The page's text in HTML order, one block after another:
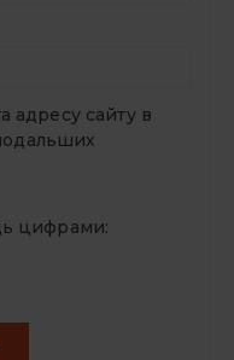
адресу сайту в
цифрами: